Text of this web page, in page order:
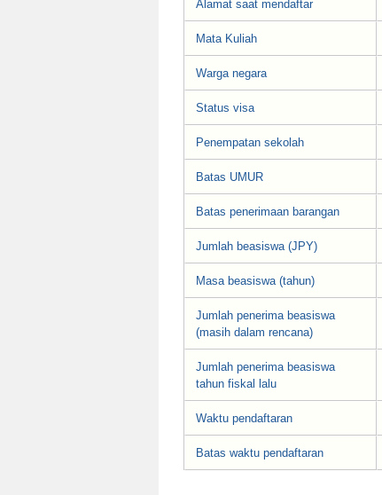
Alamat saat mendaftar
Mata Kuliah
Warga negara
Status visa
Penempatan sekolah
Batas UMUR
Batas penerimaan barangan
Jumlah beasiswa (JPY)
Masa beasiswa (tahun)
Jumlah penerima beasiswa
(masih dalam rencana)
Jumlah penerima beasiswa
tahun fiskal lalu
Waktu pendaftaran
Batas waktu pendaftaran